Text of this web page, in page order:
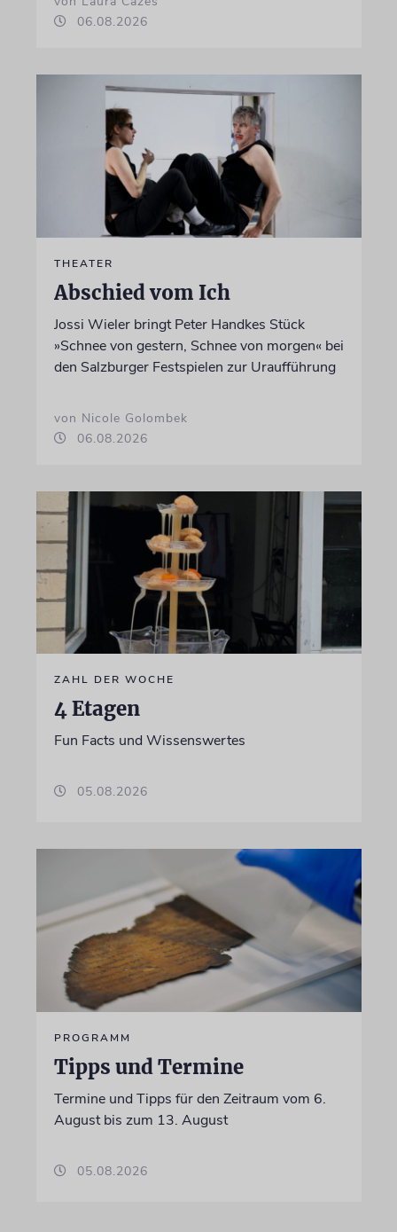
06.08.2026
THEATER
Abschied vom Ich
Jossi Wieler bringt Peter Handkes Stück
»Schnee von gestern, Schnee von morgen« bei
den Salzburger Festspielen zur Uraufführung
von Nicole Golombek
06.08.2026
ZAHL DER WOCHE
4 Etagen
Fun Facts und Wissenswertes
05.08.2026
PROGRAMM
Tipps und Termine
Termine und Tipps für den Zeitraum vom 6.
August bis zum 13. August
05.08.2026